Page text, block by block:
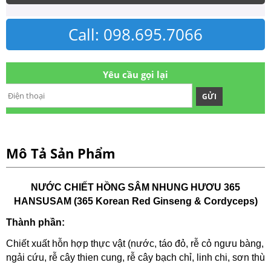
Call: 098.695.7066
Yêu cầu gọi lại
GỬI
Mô Tả Sản Phẩm
NƯỚC CHIẾT HỒNG SÂM NHUNG HƯƠU 365
HANSUSAM (365 Korean Red Ginseng & Cordyceps)
Thành phần:
Chiết xuất hỗn hợp thực vật (nước, táo đỏ, rễ cỏ ngưu bàng,
ngải cứu, rễ cây thien cung, rễ cây bạch chỉ, linh chi, sơn thù